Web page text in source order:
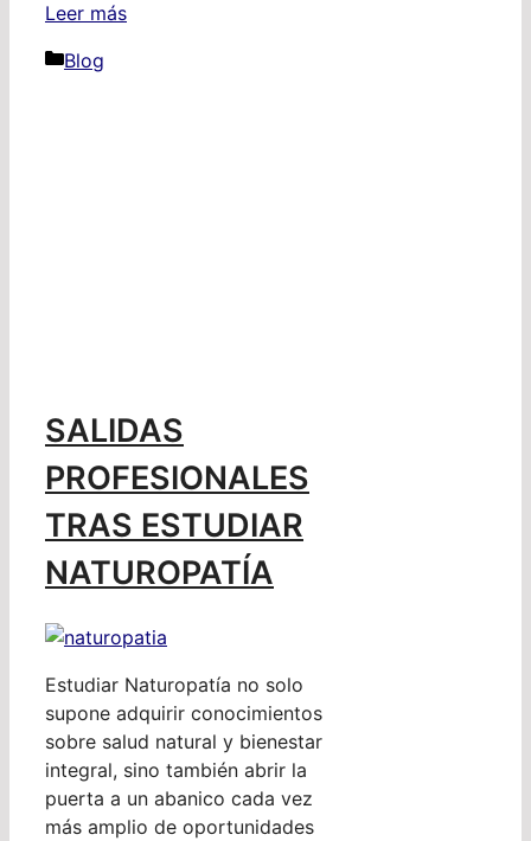
Leer más
Categorías
Blog
SALIDAS
PROFESIONALES
TRAS ESTUDIAR
NATUROPATÍA
Estudiar Naturopatía no solo
supone adquirir conocimientos
sobre salud natural y bienestar
integral, sino también abrir la
puerta a un abanico cada vez
más amplio de oportunidades